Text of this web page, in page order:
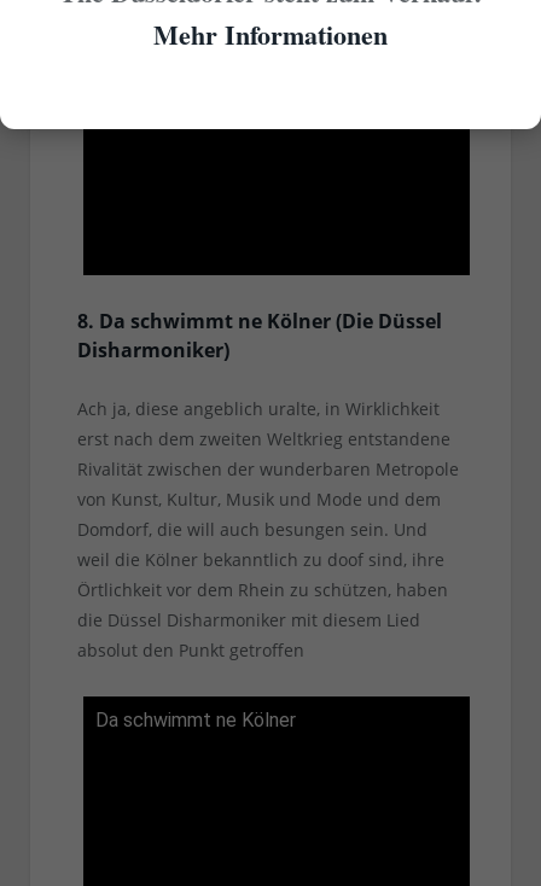
8. Da schwimmt ne Kölner (Die Düssel
Disharmoniker)
Ach ja, diese angeblich uralte, in Wirklichkeit
erst nach dem zweiten Weltkrieg entstandene
Rivalität zwischen der wunderbaren Metropole
von Kunst, Kultur, Musik und Mode und dem
Domdorf, die will auch besungen sein. Und
weil die Kölner bekanntlich zu doof sind, ihre
Örtlichkeit vor dem Rhein zu schützen, haben
die Düssel Disharmoniker mit diesem Lied
absolut den Punkt getroffen
Da schwimmt ne Kölner
Mehr Informationen